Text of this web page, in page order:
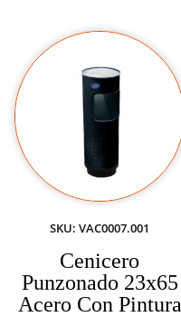
SKU: VAC0007.001
Cenicero
Punzonado 23x65
Acero Con Pintura